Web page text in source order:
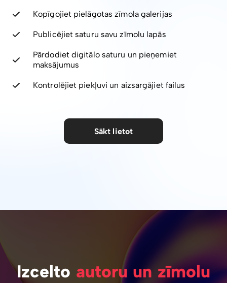
Kopīgojiet pielāgotas zīmola galerijas
Publicējiet saturu savu zīmolu lapās
Pārdodiet digitālo saturu un pieņemiet
maksājumus
Kontrolējiet piekļuvi un aizsargājiet failus
Sākt lietot
Izcelto autoru un zīmolu